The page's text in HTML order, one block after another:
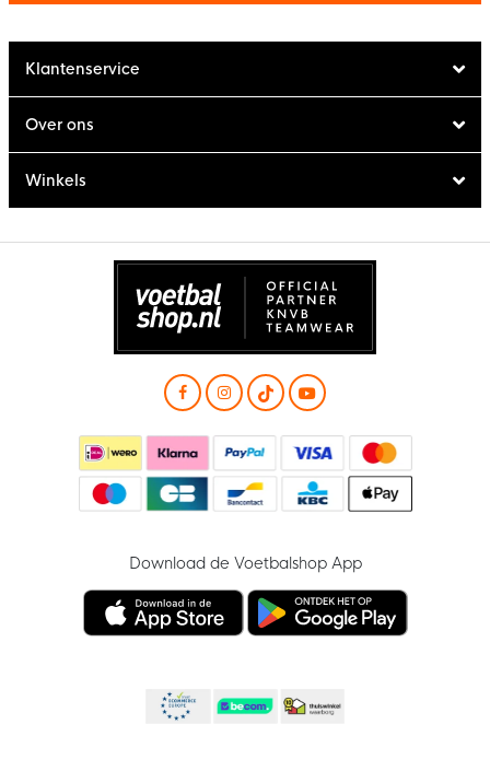
Klantenservice
Over ons
Winkels
Download de Voetbalshop App